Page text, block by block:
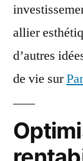
allier
d’autres
de vie sur